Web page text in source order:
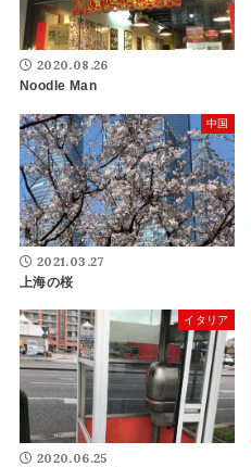
2020.08.26
Noodle Man
中国
2021.03.27
上海の桜
イタリア
2020.06.25